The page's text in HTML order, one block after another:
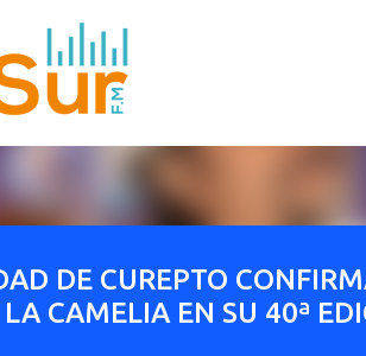
DE CUREPTO
CAMELIA EN SU 40ª